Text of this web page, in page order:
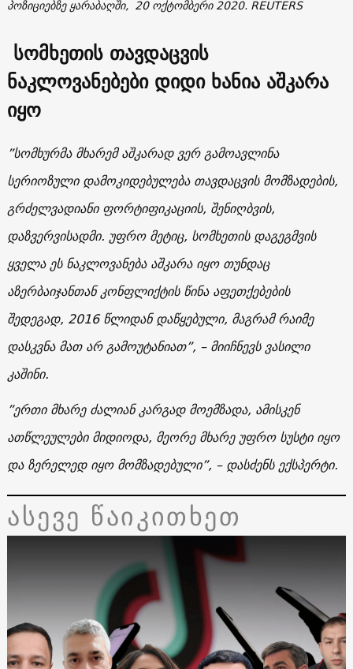
პოზიციებზე ყარაბაღში, 20 ოქტომბერი 2020. REUTERS
სომხეთის თავდაცვის
ნაკლოვანებები დიდი ხანია აშკარა
იყო
”სომხურმა მხარემ აშკარადვერგამოავლინა
სერიოზული დამოკიდებულება თავდაცვის მომზადების,
გრძელვადიანი ფორტიფიკაციის, შენიღბვის,
დაზვერვისადმი. უფრო მეტიც, სომხეთის დაგეგმვის
ყველაეს ნაკლოვანება აშკარა იყო თუნდაც
აზერბაიჯანთანკონფლიქტის წინა აფეთქებების
შედეგად, 2016წლიდან დაწყებული, მაგრამ რაიმე
დასკვნა მათ არგამოუტანიათ”, –მიიჩნევსვასილი
კაშინი.
”ერთი მხარე ძალიანკარგად მოემზადა, ამისკენ
ათწლეულები მიდიოდა, მეორე მხარეუფრო სუსტი იყო
და ზერელედ იყო მომზადებული”, –დასძენსექსპერტი.
ასევე წაიკითხეთ